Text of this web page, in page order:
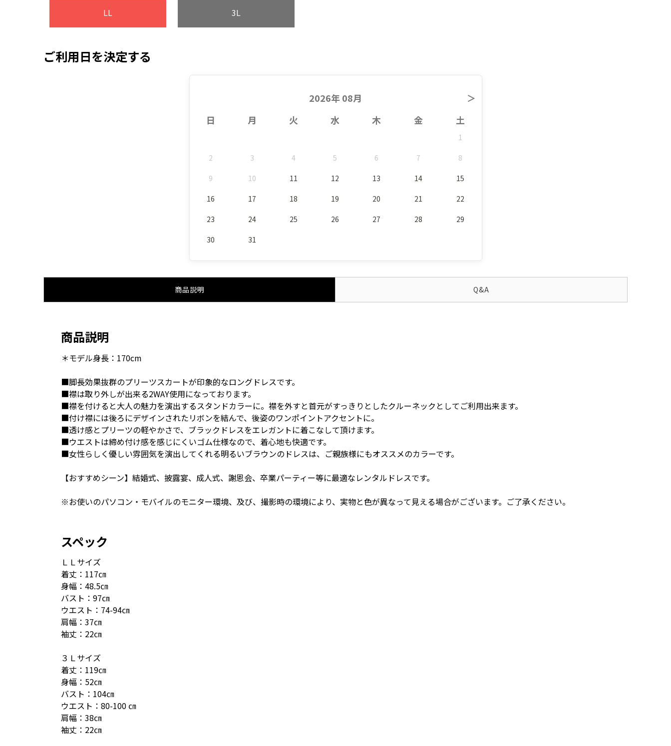
LL 3L
ご利用日を決定する
2026年 08月
＞
日
月 火 水 木 金 土
1
2 3 4 5 6 7 8
9 10 11 12 13 14 15
16 17 18 19 20 21 22
23 24 25 26 27 28 29
30 31
商品説明 Q&A
商品説明
＊モデル身長：170cm
■脚長効果抜群のプリーツスカートが印象的なロングドレスです。
■襟は取り外しが出来る2WAY使用になっております。
■襟を付けると大人の魅力を演出するスタンドカラーに。襟を外すと首元がすっきりとしたクルーネックとしてご利用出来ます。
■付け襟には後ろにデザインされたリボンを結んで、後姿のワンポイントアクセントに。
■透け感とプリーツの軽やかさで、ブラックドレスをエレガントに着こなして頂けます。
■ウエストは締め付け感を感じにくいゴム仕様なので、着心地も快適です。
■女性らしく優しい雰囲気を演出してくれる明るいブラウンのドレスは、ご親族様にもオススメのカラーです。
【おすすめシーン】結婚式、披露宴、成人式、謝恩会、卒業パーティー等に最適なレンタルドレスです。
※お使いのパソコン・モバイルのモニター環境、及び、撮影時の環境により、実物と色が異なって見える場合がございます。ご了承ください。
スペック
ＬＬサイズ
着丈：117㎝
身幅：48.5㎝
バスト：97㎝
ウエスト：74-94㎝
肩幅：37㎝
袖丈：22㎝
３Ｌサイズ
着丈：119㎝
身幅：52㎝
バスト：104㎝
ウエスト：80-100 ㎝
肩幅：38㎝
袖丈：22㎝